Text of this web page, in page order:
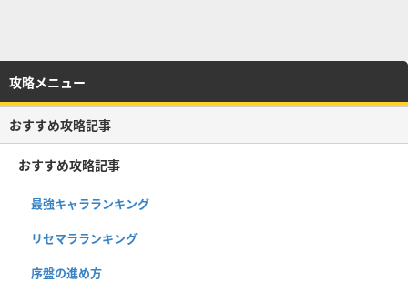
攻略メニュー
おすすめ攻略記事
おすすめ攻略記事
最強キャラランキング
リセマラランキング
序盤の進め方